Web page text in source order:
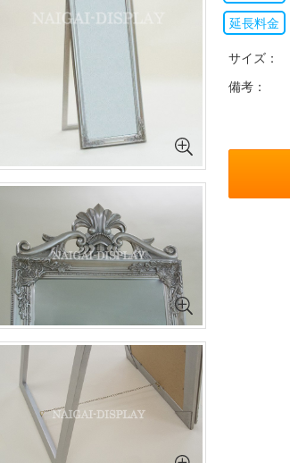
サイズ
備考